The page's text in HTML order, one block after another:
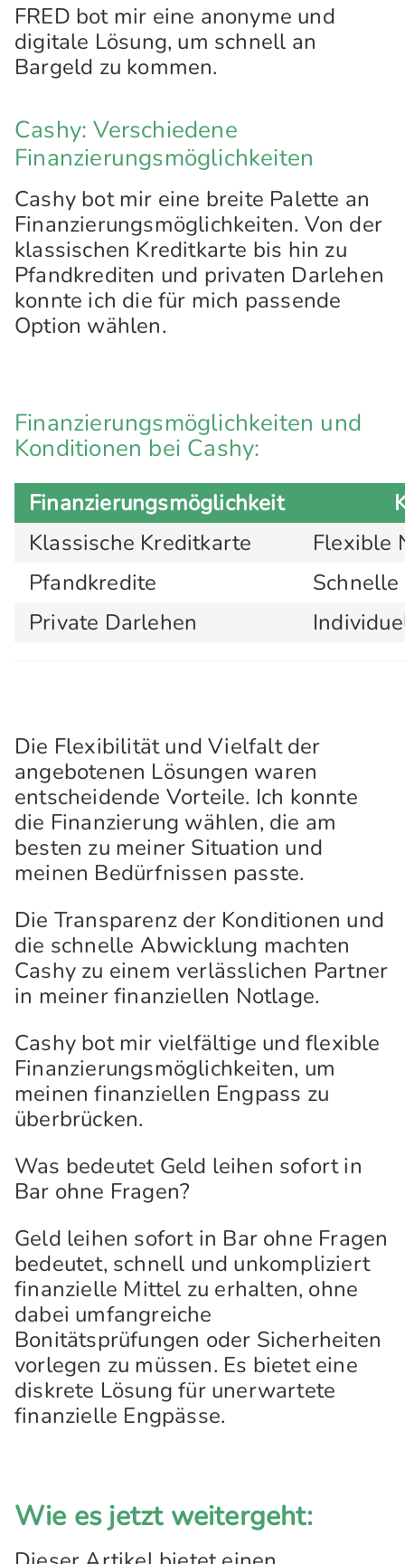
FRED bot mir eine anonyme und
digitale Lösung, um schnell an
Bargeld zu kommen.
Cashy: Verschiedene
Finanzierungsmöglichkeiten
Cashy bot mir eine breite Palette an
Finanzierungsmöglichkeiten. Von der
klassischen Kreditkarte bis hin zu
Pfandkrediten und privaten Darlehen
konnte ich die für mich passende
Option wählen.
Finanzierungsmöglichkeiten und
Konditionen bei Cashy:
Finanzierungsmöglichkeit
Klassische Kreditkarte
Flexible
Pfandkredite
Private Darlehen
Die Flexibilität und Vielfalt der
angebotenen Lösungen waren
entscheidende Vorteile. Ich konnte
die Finanzierung wählen, die am
besten zu meiner Situation und
meinen Bedürfnissen passte.
Die Transparenz der Konditionen und
die schnelle Abwicklung machten
Cashy zu einem verlässlichen Partner
in meiner finanziellen Notlage.
Cashy bot mir vielfältige und flexible
Finanzierungsmöglichkeiten, um
meinen finanziellen Engpass zu
überbrücken.
Was bedeutet Geld leihen sofort in
Bar ohne Fragen?
Geld leihen sofort in Bar ohne Fragen
bedeutet, schnell und unkompliziert
finanzielle Mittel zu erhalten, ohne
dabei umfangreiche
Bonitätsprüfungen oder Sicherheiten
vorlegen zu müssen. Es bietet eine
diskrete Lösung für unerwartete
finanzielle Engpässe.
Wie es jetzt weitergeht: